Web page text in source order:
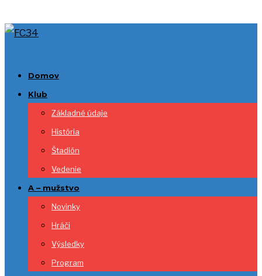
Domov
Klub
Základné údaje
História
Štadión
Vedenie
A – mužstvo
Novinky
Hráči
Výsledky
Program